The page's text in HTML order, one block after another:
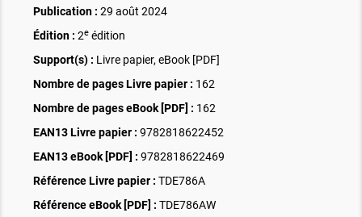
Publication : 29 août 2024
Édition : 2e édition
Support(s) : Livre papier, eBook [PDF]
Nombre de pages Livre papier : 162
Nombre de pages eBook [PDF] : 162
EAN13 Livre papier : 9782818622452
EAN13 eBook [PDF] : 9782818622469
Référence Livre papier : TDE786A
Référence eBook [PDF] : TDE786AW